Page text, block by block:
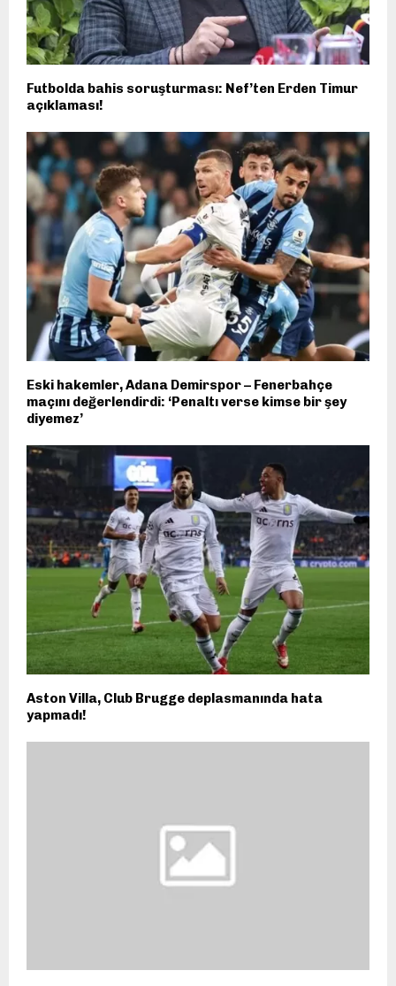
Futbolda bahis soruşturması: Nef’ten Erden Timur
açıklaması!
Eski hakemler, Adana Demirspor – Fenerbahçe
maçını değerlendirdi: ‘Penaltı verse kimse bir şey
diyemez’
Aston Villa, Club Brugge deplasmanında hata
yapmadı!